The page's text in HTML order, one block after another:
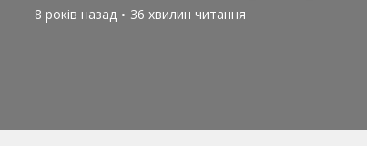
8 років назад 36 хвилин читання